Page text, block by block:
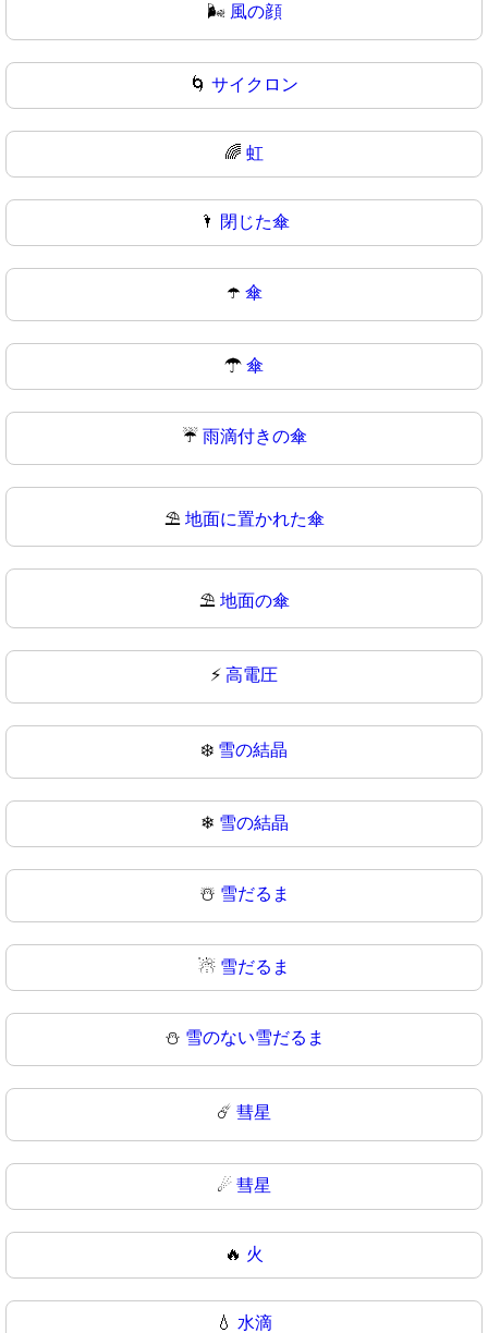
🌬 風の顔
🌀 サイクロン
🌈 虹
🌂 閉じた傘
☂️ 傘
☂ 傘
☔ 雨滴付きの傘
⛱️ 地面に置かれた傘
⛱ 地面の傘
⚡ 高電圧
❄️ 雪の結晶
❄ 雪の結晶
☃️ 雪だるま
☃ 雪だるま
⛄ 雪のない雪だるま
☄️ 彗星
☄ 彗星
🔥 火
💧 水滴